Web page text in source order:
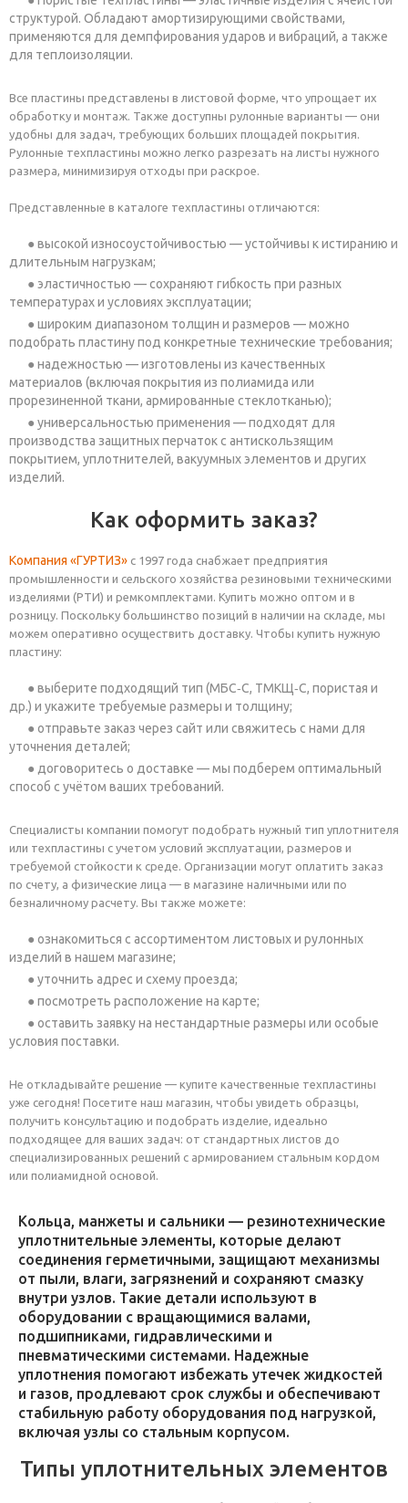
структурой. Обладают амортизирующими свойствами,
применяются для демпфирования ударов и вибраций, а также
для теплоизоляции.
Все пластины представлены в листовой форме, что упрощает их
обработку и монтаж. Также доступны рулонные варианты — они
удобны для задач, требующих больших площадей покрытия.
Рулонные техпластины можно легко разрезать на листы нужного
размера, минимизируя отходы при раскрое.
Представленные в каталоге техпластины отличаются:
высокой износоустойчивостью — устойчивы к истиранию и
длительным нагрузкам;
эластичностью — сохраняют гибкость при разных
температурах и условиях эксплуатации;
широким диапазоном толщин и размеров — можно
подобрать пластину под конкретные технические требования;
надежностью — изготовлены из качественных
материалов (включая покрытия из полиамида или
прорезиненной ткани, армированные стеклотканью);
универсальностью применения — подходят для
производства защитных перчаток с антискользящим
покрытием, уплотнителей, вакуумных элементов и других
изделий.
Как оформить заказ?
Компания «ГУРТИЗ» с 1997 года снабжает предприятия
промышленности и сельского хозяйства резиновыми техническими
изделиями (РТИ) и ремкомплектами. Купить можно оптом и в
розницу. Поскольку большинство позиций в наличии на складе, мы
можем оперативно осуществить доставку. Чтобы купить нужную
пластину:
выберите подходящий тип (МБС‑С, ТМКЩ‑С, пористая и
др.) и укажите требуемые размеры и толщину;
отправьте заказ через сайт или свяжитесь с нами для
уточнения деталей;
договоритесь о доставке — мы подберем оптимальный
способ с учётом ваших требований.
Специалисты компании помогут подобрать нужный тип уплотнителя
или техпластины с учетом условий эксплуатации, размеров и
требуемой стойкости к среде. Организации могут оплатить заказ
по счету, а физические лица — в магазине наличными или по
безналичному расчету. Вы также можете:
ознакомиться с ассортиментом листовых и рулонных
изделий в нашем магазине;
уточнить адрес и схему проезда;
посмотреть расположение на карте;
оставить заявку на нестандартные размеры или особые
условия поставки.
Не откладывайте решение — купите качественные техпластины
уже сегодня! Посетите наш магазин, чтобы увидеть образцы,
получить консультацию и подобрать изделие, идеально
подходящее для ваших задач: от стандартных листов до
специализированных решений с армированием стальным кордом
или полиамидной основой.
Кольца, манжеты и сальники — резинотехнические
уплотнительные элементы, которые делают
соединения герметичными, защищают механизмы
от пыли, влаги, загрязнений и сохраняют смазку
внутри узлов. Такие детали используют в
оборудовании с вращающимися валами,
подшипниками, гидравлическими и
пневматическими системами. Надежные
уплотнения помогают избежать утечек жидкостей
и газов, продлевают срок службы и обеспечивают
стабильную работу оборудования под нагрузкой,
включая узлы со стальным корпусом.
Типы уплотнительных элементов